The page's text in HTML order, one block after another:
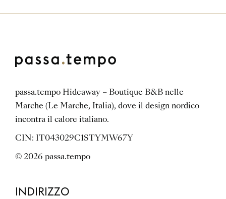
passa.tempo Hideaway – Boutique B&B nelle
Marche (Le Marche, Italia), dove il design nordico
incontra il calore italiano.
CIN: IT043029C1STYMW67Y
© 2026 passa.tempo
INDIRIZZO